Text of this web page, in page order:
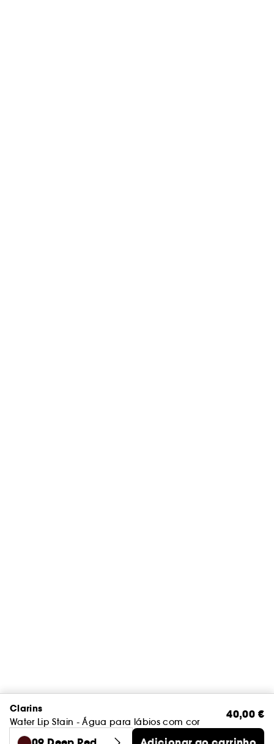
Clarins
Water Lip Stain - Água para lábios com cor
40,00 €